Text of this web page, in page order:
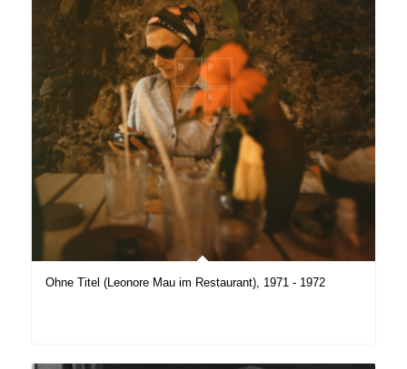
Ohne Titel (Leonore Mau im Restaurant), 1971 - 1972